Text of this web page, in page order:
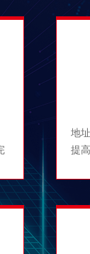
地
提